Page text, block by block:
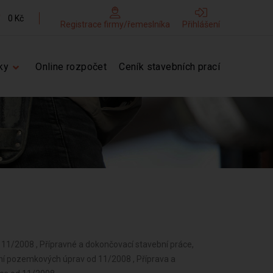
0 Kč
Registrace firmy/řemeslníka Přihlášení
Online rozpočet Ceník stavebních prací
2008 , Přípravné a dokončovací stavební práce,
pozemkových úprav od 11/2008 , Příprava a